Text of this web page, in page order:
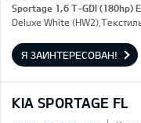
Sportage 1,6 T-GDI (180hp)
Deluxe White
Я ЗАИНТЕРЕСОВАН!
KIA SPORTAGE FL